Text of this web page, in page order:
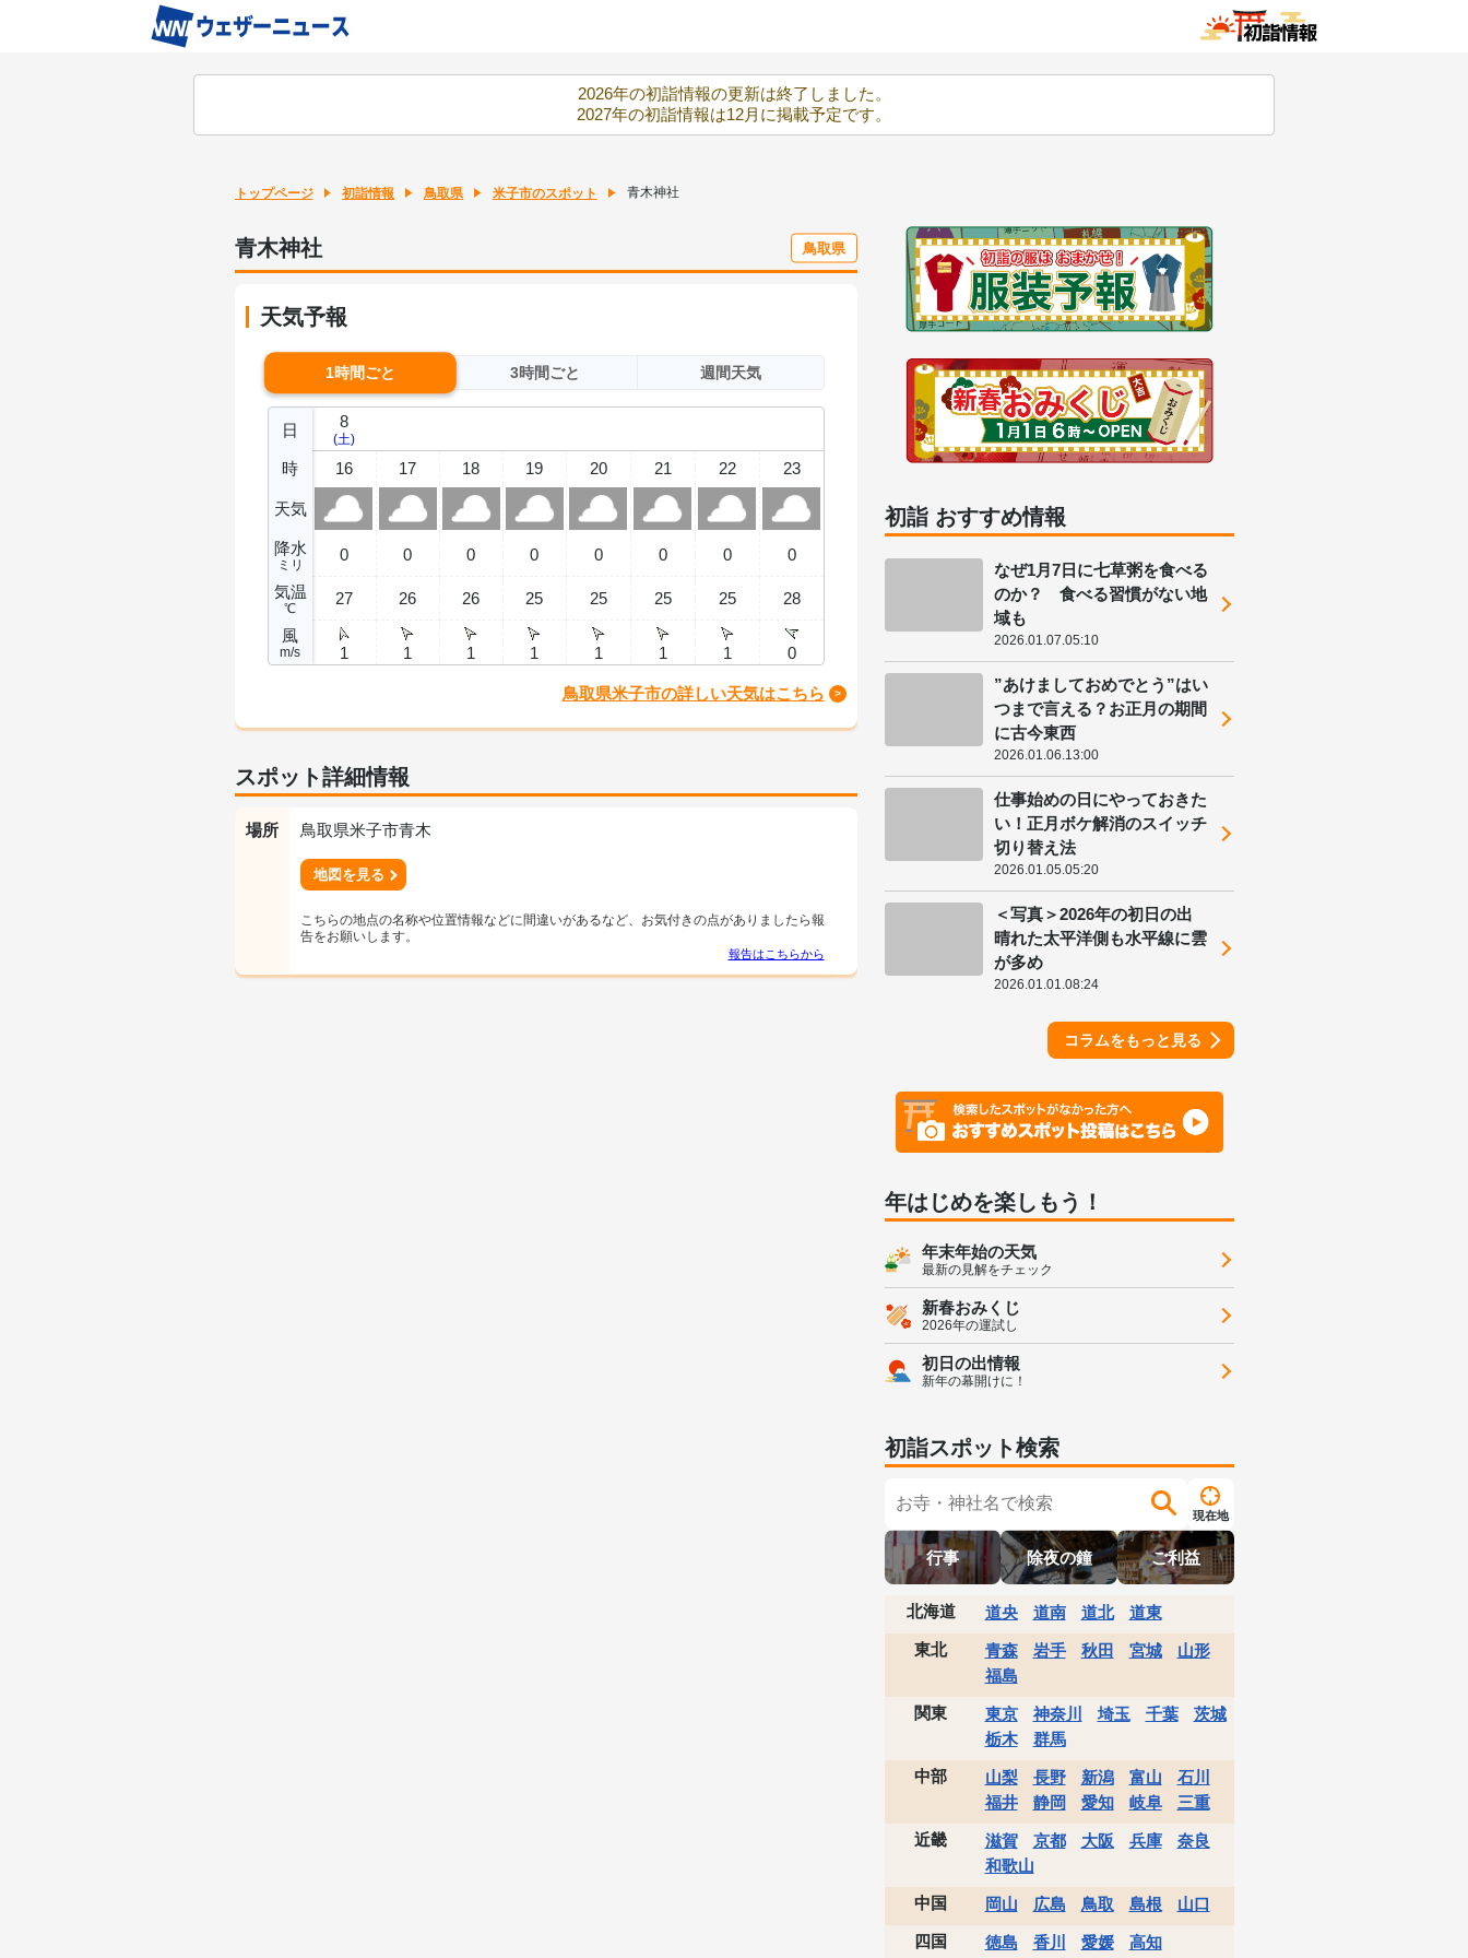
2026年の初詣情報の更新は終了しました。
2027年の初詣情報は12月に掲載予定です。
トップページ 初詣情報 鳥取県 米子市のスポット 青木神社
青木神社 鳥取県
天気予報
1時間ごと 3時間ごと 週間天気
日
時
天気
降水
ミリ
気温
℃
風
m/s
8
(土)
16
0
27
1
17
0
26
1
18
0
26
1
19
0
25
1
20
0
25
1
21
0
25
1
22
0
25
1
23
0
28
0
鳥取県米子市の詳しい天気はこちら
スポット詳細情報
場所 鳥取県米子市青木
地図を見る
こちらの地点の名称や位置情報などに間違いがあるなど、お気付きの点がありましたら報
告をお願いします。
報告はこちらから
初詣 おすすめ情報
なぜ1月7日に七草粥を食べる
のか？ 食べる習慣がない地
域も
2026.01.07.05:10
”あけましておめでとう”はい
つまで言える？お正月の期間
に古今東西
2026.01.06.13:00
仕事始めの日にやっておきた
い！正月ボケ解消のスイッチ
切り替え法
2026.01.05.05:20
＜写真＞2026年の初日の出
晴れた太平洋側も水平線に雲
が多め
2026.01.01.08:24
コラムをもっと見る
年はじめを楽しもう！
年末年始の天気
最新の見解をチェック
新春おみくじ
2026年の運試し
初日の出情報
新年の幕開けに！
初詣スポット検索
現在地
行事 除夜の鐘 ご利益
北海道 道央 道南 道北
道東
東北
青森 岩手 秋田 宮城
山形
福島
関東
東京 神奈川 埼玉 千葉
茨城
栃木
群馬
中部
山梨 長野 新潟 富山
石川
福井
静岡 愛知 岐阜
三重
近畿
滋賀 京都 大阪 兵庫
奈良
和歌山
中国
岡山 広島 鳥取 島根
山口
四国
徳島 香川 愛媛
高知